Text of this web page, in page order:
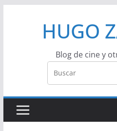
HUGO
Blog de cine y